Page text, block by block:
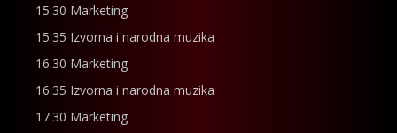
15:30 Marketing
15:35 Izvorna i narodna muzika
16:30 Marketing
16:35 Izvorna i narodna muzika
17:30 Marketing